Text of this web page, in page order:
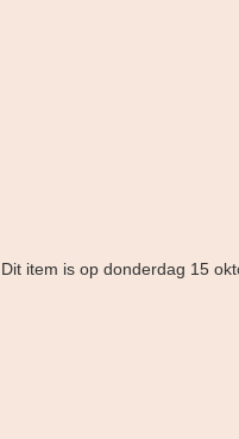
Dit item is op donderdag 15